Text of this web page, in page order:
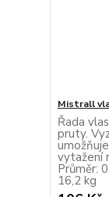
Mistrall
Řada
pruty.
vytažení
Průměr:
16,2 kg